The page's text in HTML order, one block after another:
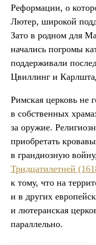
Реформации, о
Лютер, широкой
Зато в родном для
начались погромы
поддерживали
Цвиллинг и
Римская церковь не
в собственных
за оружие.
приобретать
в грандиозную
Тридцатилетней
к тому, что на
и в других
и лютеранская
параллельно.